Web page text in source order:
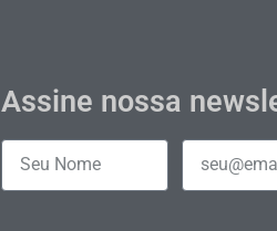
Assine nossa